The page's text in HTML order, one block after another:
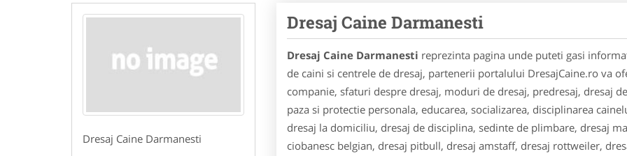
Dresaj Caine Darmanesti
Dresaj Caine Darmanesti
Dresaj Caine Darmanesti reprezinta pagina unde puteti gasi
de caini si centrele de dresaj, partenerii portalului DresajCaine.ro va
companie, sfaturi despre dresaj, moduri de dresaj, predresaj, dresaj
paza si protectie personala, educarea, socializarea, disciplinarea
dresaj la domiciliu, dresaj de disciplina, sedinte de plimbare, dresaj
ciobanesc belgian, dresaj pitbull, dresaj amstaff, dresaj rottweiler,